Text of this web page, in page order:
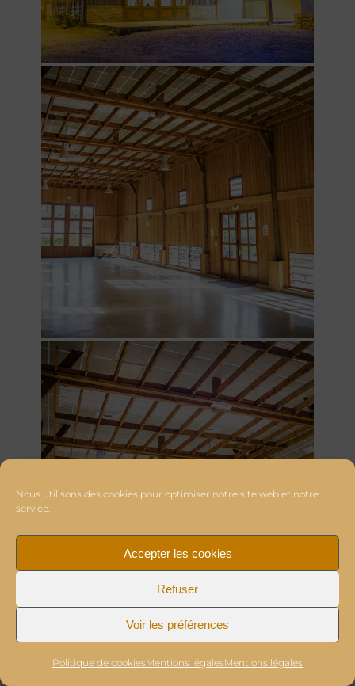
Nous utilisons des cookies pour optimiser notre site web et notre
service.
Accepter les cookies
Refuser
Voir les préférences
Politique de cookiesMentions légalesMentions légales